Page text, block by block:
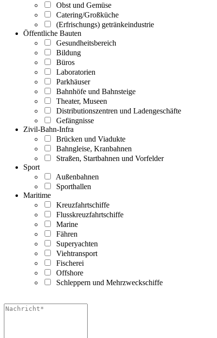
Obst und Gemüse
Catering/Großküche
(Erfrischungs) getränkeindustrie
Öffentliche Bauten
Gesundheitsbereich
Bildung
Büros
Laboratorien
Parkhäuser
Bahnhöfe und Bahnsteige
Theater, Museen
Distributionszentren und Ladengeschäfte
Gefängnisse
Zivil-Bahn-Infra
Brücken und Viadukte
Bahngleise, Kranbahnen
Straßen, Startbahnen und Vorfelder
Sport
Außenbahnen
Sporthallen
Maritime
Kreuzfahrtschiffe
Flusskreuzfahrtschiffe
Marine
Fähren
Superyachten
Viehtransport
Fischerei
Offshore
Schleppern und Mehrzweckschiffe